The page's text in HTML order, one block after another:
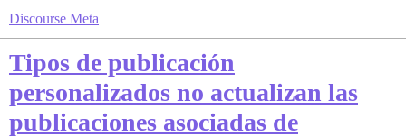
Discourse Meta
Tipos de publicación
personalizados no actualizan las
publicaciones asociadas de